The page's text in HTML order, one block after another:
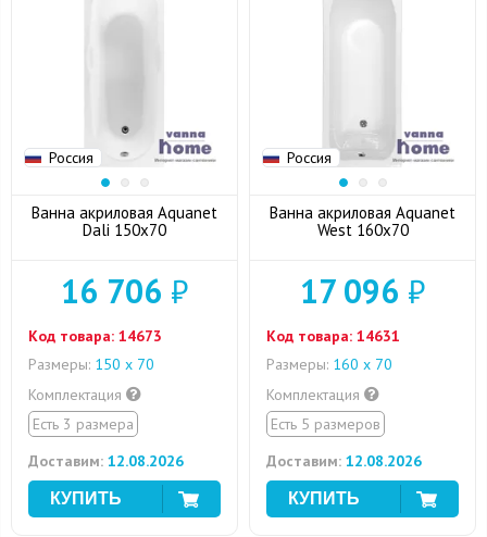
Россия
Ванна акриловая Aquanet
Dali 150x70
16 706 ₽
Код товара: 14673
Размеры: 150 х 70
Комплектация
Есть 3 размера
Доставим: 12.08.2026
Россия
Ванна акриловая Aquanet
West 160x70
17 096 ₽
Код товара: 14631
Размеры: 160 х 70
Комплектация
Есть 5 размеров
Доставим: 12.08.2026